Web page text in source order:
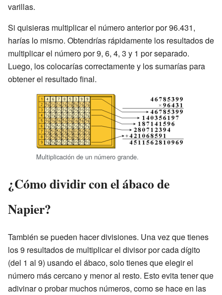
varillas.
Si quisieras multiplicar el número anterior por 96.431,
harías lo mismo. Obtendrías rápidamente los resultados de
multiplicar el número por 9, 6, 4, 3 y 1 por separado.
Luego, los colocarías correctamente y los sumarías para
obtener el resultado final.
Multiplicación de un número grande.
¿Cómo dividir con el ábaco de
Napier?
También se pueden hacer divisiones. Una vez que tienes
los 9 resultados de multiplicar el divisor por cada dígito
(del 1 al 9) usando el ábaco, solo tienes que elegir el
número más cercano y menor al resto. Esto evita tener que
adivinar o probar muchos números, como se hace en las